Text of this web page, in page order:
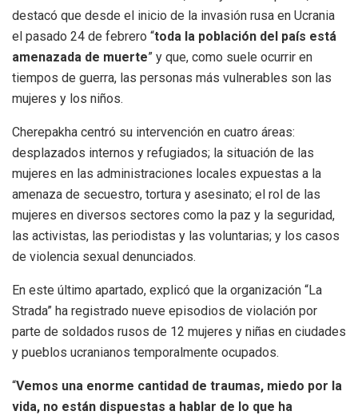
destacó que desde el inicio de la invasión rusa en Ucrania
el pasado 24 de febrero “toda la población del país está
amenazada de muerte” y que, como suele ocurrir en
tiempos de guerra, las personas más vulnerables son las
mujeres y los niños.
Cherepakha centró su intervención en cuatro áreas:
desplazados internos y refugiados; la situación de las
mujeres en las administraciones locales expuestas a la
amenaza de secuestro, tortura y asesinato; el rol de las
mujeres en diversos sectores como la paz y la seguridad,
las activistas, las periodistas y las voluntarias; y los casos
de violencia sexual denunciados.
En este último apartado, explicó que la organización “La
Strada” ha registrado nueve episodios de violación por
parte de soldados rusos de 12 mujeres y niñas en ciudades
y pueblos ucranianos temporalmente ocupados.
“Vemos una enorme cantidad de traumas, miedo por la
vida, no están dispuestas a hablar de lo que ha